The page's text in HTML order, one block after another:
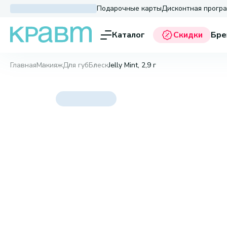
Подарочные картыДисконтная
Каталог Скидки
ГлавнаяМакияжДля губБлескJelly Mint, 2,9 г